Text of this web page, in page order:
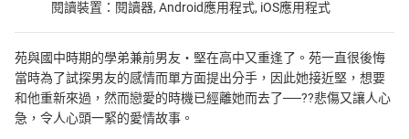
閱讀裝置：閱讀器, Android應用程式, iOS應用程式
苑與國中時期的學弟兼前男友‧堅在高中又重逢了。苑一直很後悔
當時為了試探男友的感情而單方面提出分手，因此她接近堅，想要
和他重新來過，然而戀愛的時機已經離她而去了──??悲傷又讓人心
急，令人心頭一緊的愛情故事。